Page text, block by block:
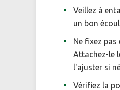
Veillez à
un bon
Ne fixez
Attachez-le
l'ajuster si
Vérifiez la